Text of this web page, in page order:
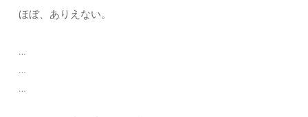
ほぼ、ありえない。
…
…
…